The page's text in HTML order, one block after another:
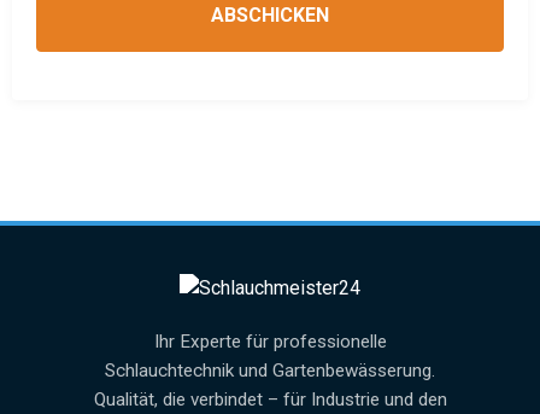
ABSCHICKEN
Ihr Experte für professionelle
Schlauchtechnik und Gartenbewässerung.
Qualität, die verbindet – für Industrie und den